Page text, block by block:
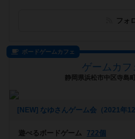
フォ
ボードゲームカフェ
ゲームカフ
静岡県浜松市中区寺島
[NEW] なゆさんゲーム会（2021年
遊べるボードゲーム
722個